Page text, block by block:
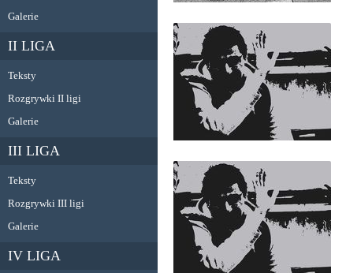
Galerie
II LIGA
Teksty
Rozgrywki II ligi
Galerie
III LIGA
Teksty
Rozgrywki III ligi
Galerie
IV LIGA